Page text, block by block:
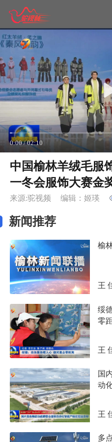
0:00/02:10
中国榆林羊绒毛服
一冬会服饰大赛金
来源:驼视频 编辑：姬瑛
新闻推荐
榆
王
绥
零
王
国
动
王
多